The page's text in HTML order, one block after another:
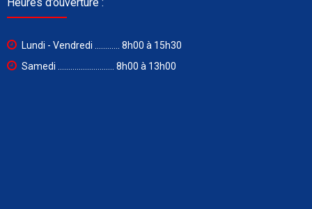
Lundi - Vendredi ............ 8h00 à 15h30
Samedi ........................... 8h00 à 13h00